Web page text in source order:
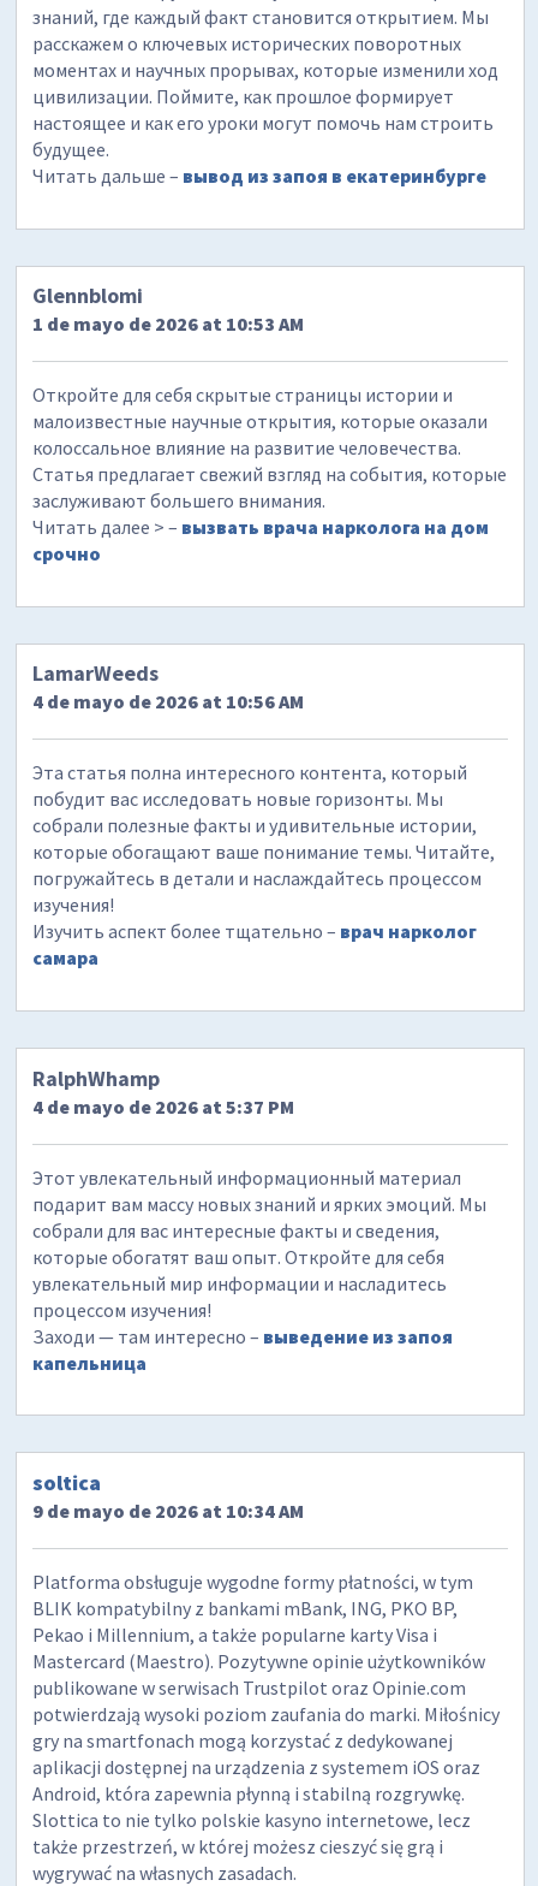
знаний, где каждый факт становится открытием. Мы
расскажем о ключевых исторических поворотных
моментах и научных прорывах, которые изменили ход
цивилизации. Поймите, как прошлое формирует
настоящее и как его уроки могут помочь нам строить
будущее.
Читать дальше – вывод из запоя в екатеринбурге
Glennblomi
1 de mayo de 2026 at 10:53 AM
Откройте для себя скрытые страницы истории и
малоизвестные научные открытия, которые оказали
колоссальное влияние на развитие человечества.
Статья предлагает свежий взгляд на события, которые
заслуживают большего внимания.
Читать далее > – вызвать врача нарколога на дом
срочно
LamarWeeds
4 de mayo de 2026 at 10:56 AM
Эта статья полна интересного контента, который
побудит вас исследовать новые горизонты. Мы
собрали полезные факты и удивительные истории,
которые обогащают ваше понимание темы. Читайте,
погружайтесь в детали и наслаждайтесь процессом
изучения!
Изучить аспект более тщательно – врач нарколог
самара
RalphWhamp
4 de mayo de 2026 at 5:37 PM
Этот увлекательный информационный материал
подарит вам массу новых знаний и ярких эмоций. Мы
собрали для вас интересные факты и сведения,
которые обогатят ваш опыт. Откройте для себя
увлекательный мир информации и насладитесь
процессом изучения!
Заходи — там интересно – выведение из запоя
капельница
soltica
9 de mayo de 2026 at 10:34 AM
Platforma obsługuje wygodne formy płatności, w tym
BLIK kompatybilny z bankami mBank, ING, PKO BP,
Pekao i Millennium, a także popularne karty Visa i
Mastercard (Maestro). Pozytywne opinie użytkowników
publikowane w serwisach Trustpilot oraz Opinie.com
potwierdzają wysoki poziom zaufania do marki. Miłośnicy
gry na smartfonach mogą korzystać z dedykowanej
aplikacji dostępnej na urządzenia z systemem iOS oraz
Android, która zapewnia płynną i stabilną rozgrywkę.
Slottica to nie tylko polskie kasyno internetowe, lecz
także przestrzeń, w której możesz cieszyć się grą i
wygrywać na własnych zasadach.